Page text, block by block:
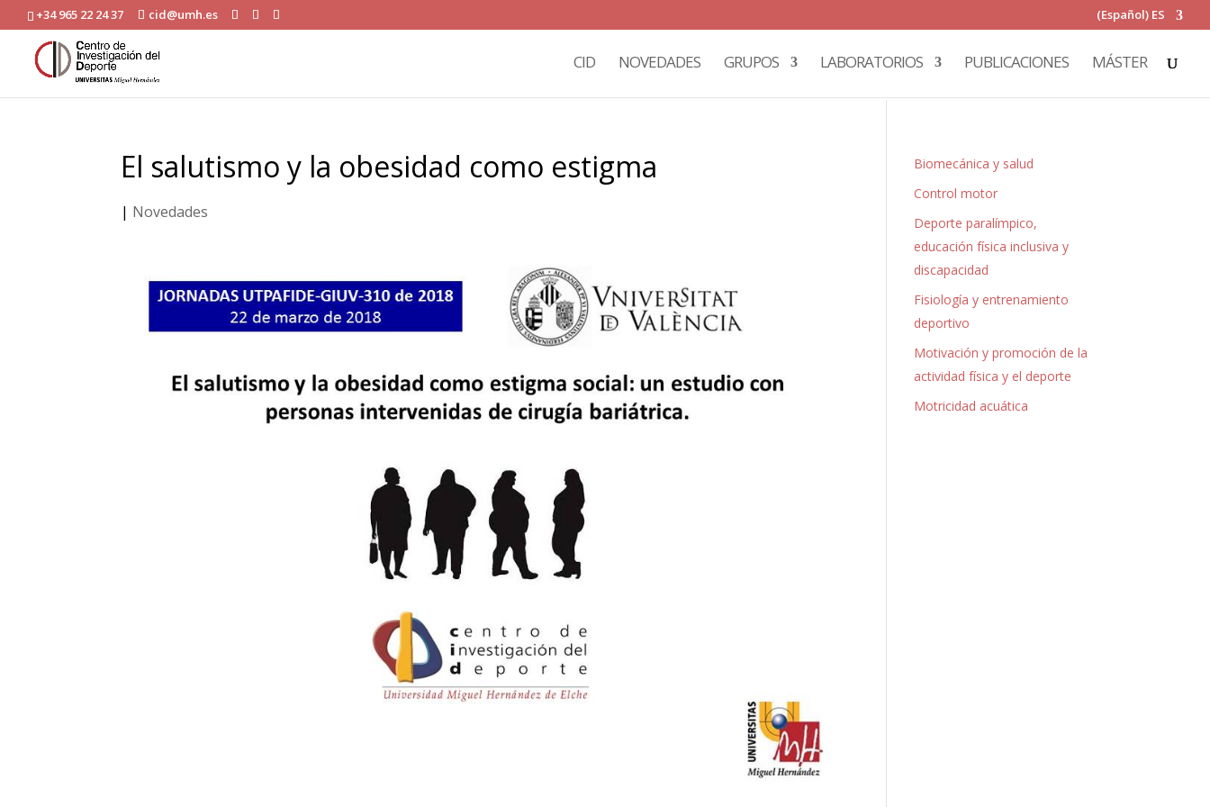
+34 965 22 24 37 cid@umh.es (Español) ES
CID NOVEDADES GRUPOS LABORATORIOS PUBLICACIONES MÁSTER
El salutismo y la obesidad como estigma
| Novedades
Biomecánica y salud
Control motor
Deporte paralímpico,
educación física inclusiva y
discapacidad
Fisiología y entrenamiento
deportivo
Motivación y promoción de la
actividad física y el deporte
Motricidad acuática